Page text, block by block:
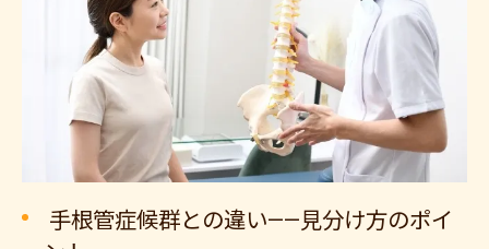
手根管症候群との違い——見分け方のポイ